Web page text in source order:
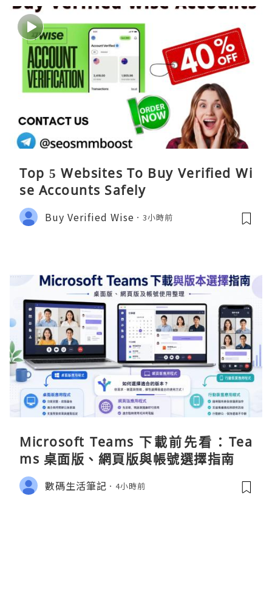
Top 5 Websites To Buy Verified Wi
se Accounts Safely
Buy Verified Wise 3小時前
Microsoft Teams 下載前先看：Tea
ms 桌面版、網頁版與帳號選擇指南
數碼生活筆記 4小時前